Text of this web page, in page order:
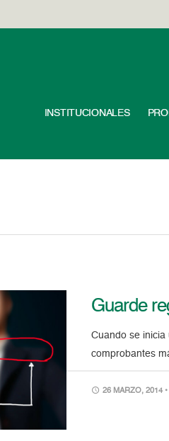
INSTITUCIONALES
Guarde
Cuando se
comprobantes
26 MARZO, 2014 •